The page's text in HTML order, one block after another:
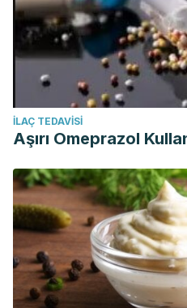
İLAÇ TEDAVISI
Aşırı Omeprazol